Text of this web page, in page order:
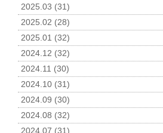
2025.03 (31)
2025.02 (28)
2025.01 (32)
2024.12 (32)
2024.11 (30)
2024.10 (31)
2024.09 (30)
2024.08 (32)
2024.07 (31)